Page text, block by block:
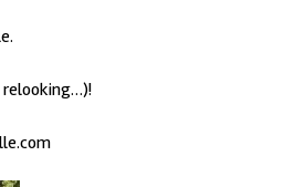
relooking…)!